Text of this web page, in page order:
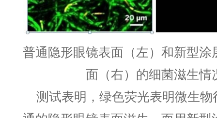
普通隐形眼镜表面（左）和新型涂
面（右）的细菌滋生情
测试表明，绿色荧光表明微生物